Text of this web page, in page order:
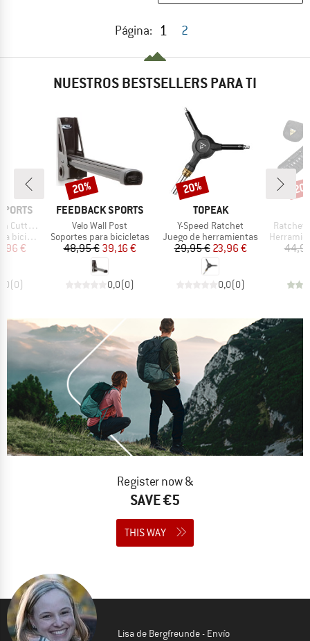
Página: 1 2
NUESTROS BESTSELLERS PARA TI
2.0
reducido
€
(0)
MARCA
FEEDBACK SPORTS
Artículo
Velo Wall Post
Product group
Soportes para bicicletas
Precio
48,95 €Precio reducido
39,16 €
0,0(0)
Descuento
20%
MARCA
TOPEAK
Artículo
Y-Speed Ratchet
Product group
Juego de herramientas
Precio
29,95 €Precio reducido
23,96 €
0,0(0)
Descuento
20%
Artículo
Product
Register now &
SAVE €5
THIS WAY
Lisa de Bergfreunde - Envío